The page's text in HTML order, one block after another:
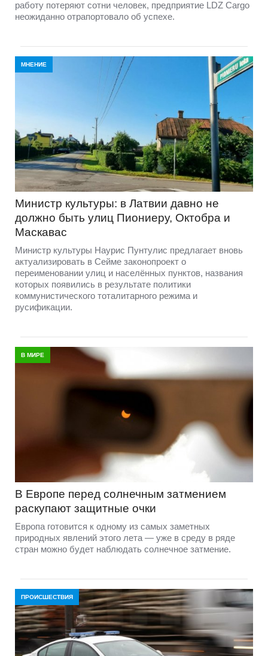
работу потеряют сотни человек, предприятие LDZ Cargо
неожиданно отрапортовало об успехе.
МНЕНИЕ
Министр культуры: в Латвии давно не
должно быть улиц Пиониеру, Октобра и
Маскавас
Министр культуры Наурис Пунтулис предлагает вновь
актуализировать в Сейме законопроект о
переименовании улиц и населённых пунктов, названия
которых появились в результате политики
коммунистического тоталитарного режима и
русификации.
В МИРЕ
В Европе перед солнечным затмением
раскупают защитные очки
Европа готовится к одному из самых заметных
природных явлений этого лета — уже в среду в ряде
стран можно будет наблюдать солнечное затмение.
ПРОИСШЕСТВИЯ